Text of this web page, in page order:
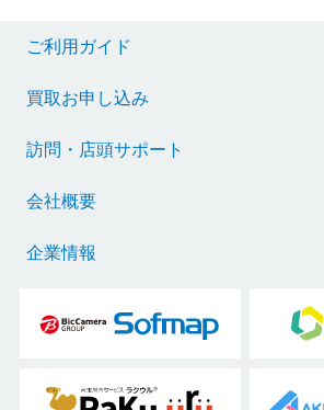
ご利用ガイド
買取お申し込み
訪問・店頭サポート
会社概要
企業情報